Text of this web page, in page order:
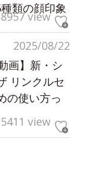
類の顔印象
view
2025/08/22
画】新・シ
リンクルセ
の使い方っ
5411 view